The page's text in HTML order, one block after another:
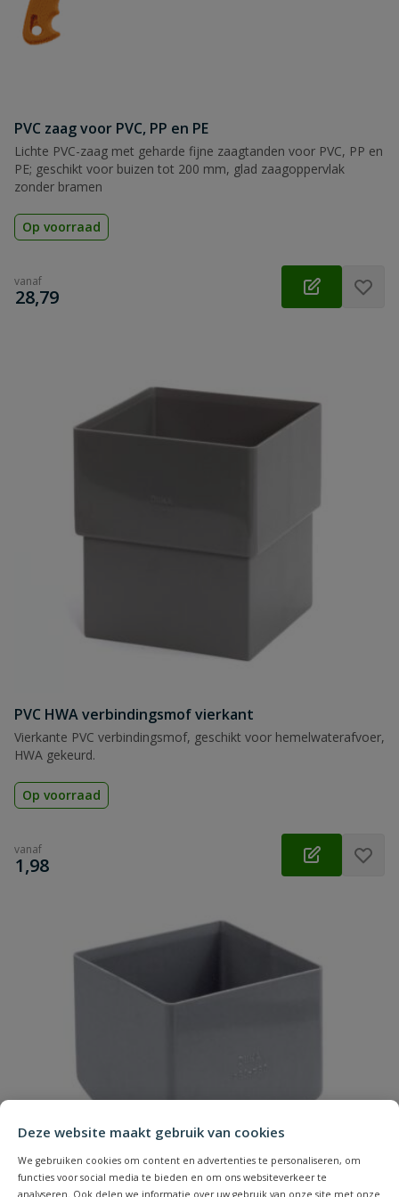
Deze website maakt gebruik van cookies
We gebruiken cookies om content en advertenties te personaliseren, om
functies voor social media te bieden en om ons websiteverkeer te
analyseren. Ook delen we informatie over uw gebruik van onze site met onze
PVC zaag voor PVC, PP en PE
Lichte PVC-zaag met geharde fijne zaagtanden voor PVC, PP en
PE; geschikt voor buizen tot 200 mm, glad zaagoppervlak
zonder bramen
Op voorraad
vanaf
€
28,79
PVC HWA verbindingsmof vierkant
Vierkante PVC verbindingsmof, geschikt voor hemelwaterafvoer,
HWA gekeurd.
Op voorraad
vanaf
€
1,98